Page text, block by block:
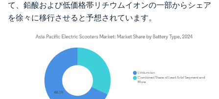
て、鉛酸および低価格帯リチウムイオンの一部からシェア
を徐々に移行させると予想されています。